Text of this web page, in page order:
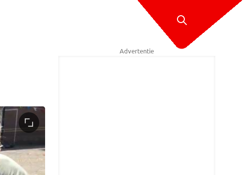
Advertentie